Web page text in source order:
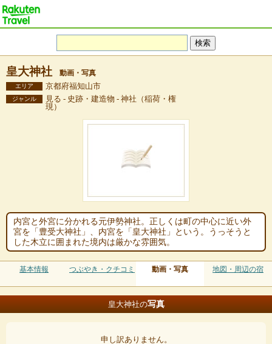
皇大神社 動画・写真
エリア 京都府福知山市
ジャンル
見る - 史跡・建造物 - 神社（稲荷・権
現）
内宮と外宮に分かれる元伊勢神社。正しくは町の中心に近い外
宮を「豊受大神社」、内宮を「皇大神社」という。うっそうと
した木立に囲まれた境内は厳かな雰囲気。
基本情報 つぶやき・クチコミ 動画・写真 地図・周辺の宿
皇大神社の写真
申し訳ありません。